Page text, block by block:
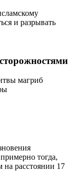
и разрывать
магриб
тогда,
на расстоянии 17